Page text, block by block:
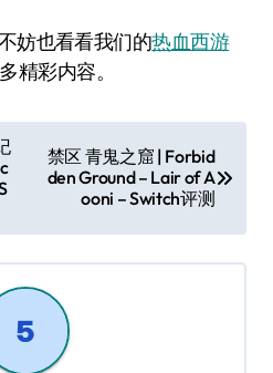
妨也看看我们的热血西游
精彩内容。
禁区 青鬼之窟 | Forbid
den Ground – Lair of A
ooni – Switch评测